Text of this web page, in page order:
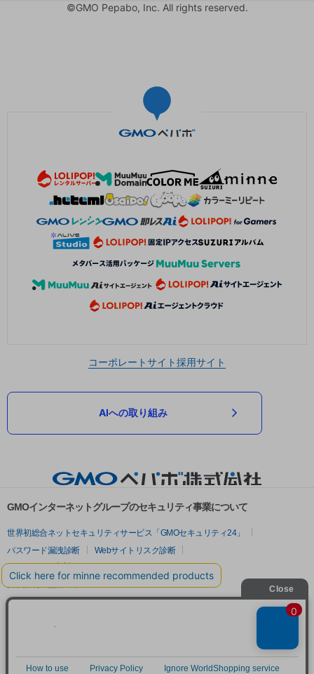
©GMO Pepabo, Inc. All rights reserved.
コーポレートサイト採用サイト
AIへの取り組み
GMOインターネットグループのセキュリティ事業について
世界初総合ネットセキュリティサービス「GMOセキュリティ24」
パスワード漏洩診断
Webサイトリスク診断
セキュリティ相談AIチャットボット
実在証明・盗聴対策
サイバー攻撃対策（GMOサイバーセキュリティ byイエラエ）